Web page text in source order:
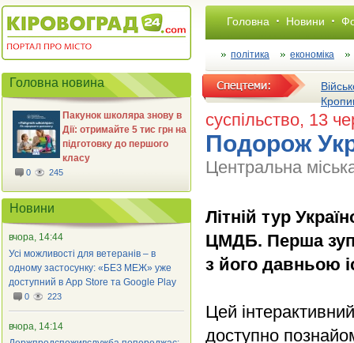
Головна Новини
політика економіка
суспільство, 13
Подорож
Центральна
Літній тур
ЦМДБ. Перша
з його давньою
Цей
доступно
Головна новина
Пакунок школяра знову в
Дії: отримайте 5 тис грн на
підготовку до першого
класу
0 245
Новини
вчора, 14:44
Усі можливості для ветеранів – в
одному застосунку: «БЕЗ МЕЖ» уже
доступний в App Store та Google Play
0 223
вчора, 14:14